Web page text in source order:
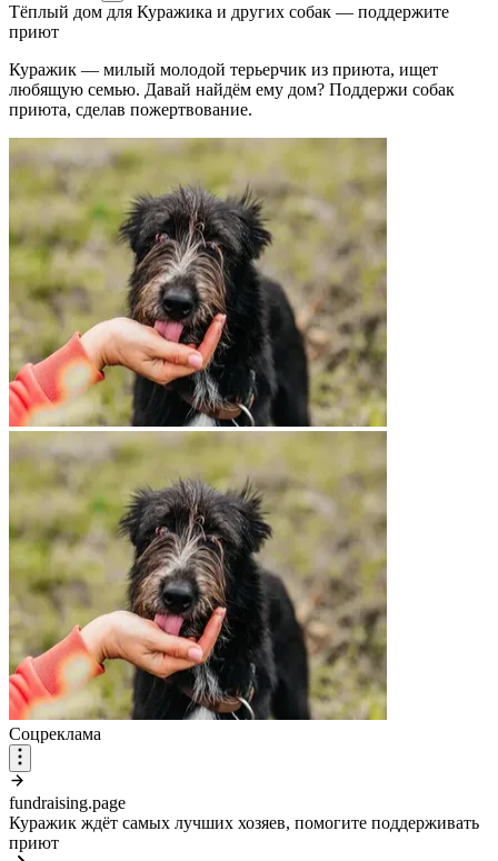
Тёплый дом для Куражика и других собак — поддержите
приют
Куражик — милый молодой терьерчик из приюта, ищет
любящую семью. Давай найдём ему дом? Поддержи собак
приюта, сделав пожертвование.
Соцреклама
fundraising.page
Куражик ждёт самых лучших хозяев, помогите поддерживать
приют